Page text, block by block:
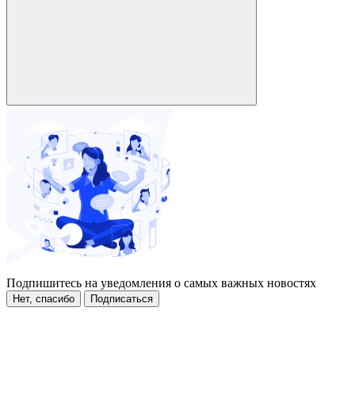
Подпишитесь на уведомления о самых важных новостях
Нет, спасибо Подписаться